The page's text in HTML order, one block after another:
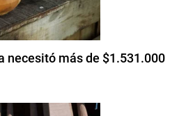
necesitó más de $1.531.000